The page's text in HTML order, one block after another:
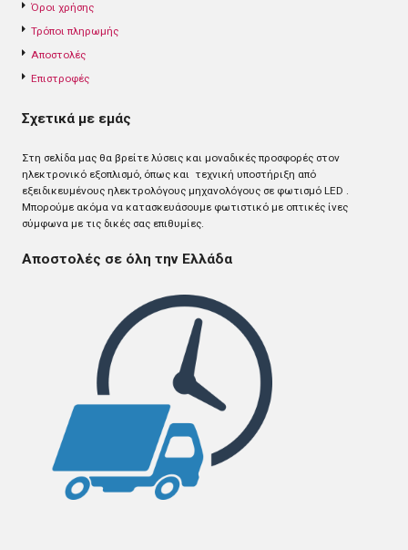
Όροι χρήσης
Τρόποι πληρωμής
Αποστολές
Επιστροφές
Σχετικά με εμάς
Στη σελίδα μας θα βρείτε λύσεις και μοναδικές προσφορές στον
ηλεκτρονικό εξοπλισμό, όπως και τεχνική υποστήριξη από
εξειδικευμένους ηλεκτρολόγους μηχανολόγους σε φωτισμό LED .
Mπορούμε ακόμα να κατασκευάσουμε φωτιστικό με οπτικές ίνες
σύμφωνα με τις δικές σας επιθυμίες.
Αποστολές σε όλη την Ελλάδα